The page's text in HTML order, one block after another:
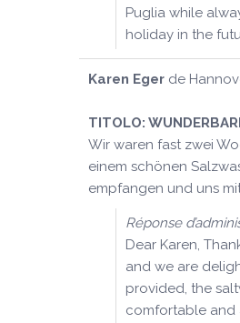
Puglia while
holiday in the
Karen Eger de
TITOLO:
Wir waren fast zwei
einem schönen
empfangen und uns
Réponse
Dear Karen,
and we are
provided, the
comfortable and